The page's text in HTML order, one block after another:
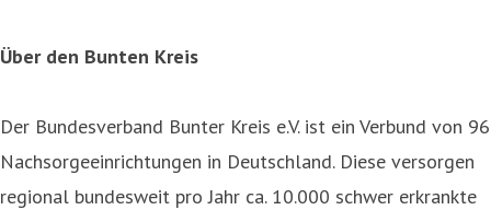
Über den Bunten Kreis
Der Bundesverband Bunter Kreis e.V. ist ein Verbund von 96
Nachsorgeeinrichtungen in Deutschland. Diese versorgen
regional bundesweit pro Jahr ca. 10.000 schwer erkrankte